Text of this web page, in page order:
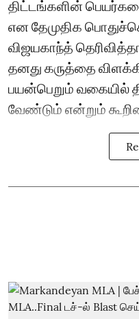
திட்டங்களின்
என தேமுதிக
விஜயகாந்த்
தனது கருத்தை
பயன்பெறும் வகையில்
வேண்டும் என்றும்